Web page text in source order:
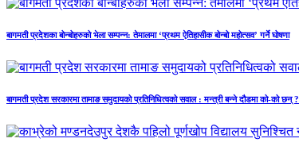
बागमती प्रदेशका बोन्बोहरुको भेला सम्पन्न: तेमालमा ‘प्रथम ऐतिहासीक बोन्बो महोत्सव’ गर्ने घोषणा
बागमती प्रदेश सरकारमा तामाङ समुदायको प्रतिनिधित्वको सवाल : मन्त्री बन्ने दौडमा को‐को छन् ?